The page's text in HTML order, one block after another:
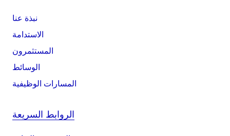
نبذة عنا
الاستدامة
المستثمرون
الوسائط
المسارات الوظيفية
الروابط السريعة